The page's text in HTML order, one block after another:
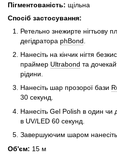
Пігментованість: щільна
Спосіб застосування:
Ретельно знежирте нігтьову
дегідратора phBond
Нанесіть на кінчик нігтя
праймер Ultrabond та
рідини.
Нанесіть шар прозорої бази
30 секунд.
Нанесіть Gel Polish в один чи
в UV/LED 60 секунд.
Завершуючим шаром нанесіть
Об'єм: 15 м